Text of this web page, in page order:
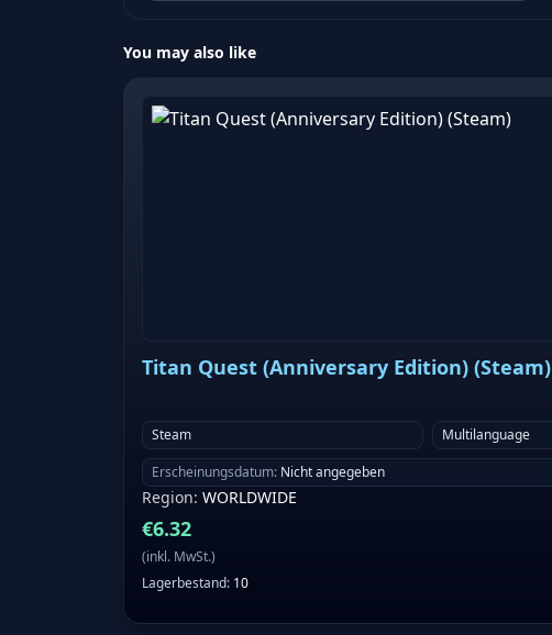
You may also like
Titan Quest (Anniversary Edition) (Steam)
Steam
Multilanguage
Erscheinungsdatum: Nicht angegeben
Region: WORLDWIDE
€6.32
(inkl. MwSt.)
Lagerbestand: 10